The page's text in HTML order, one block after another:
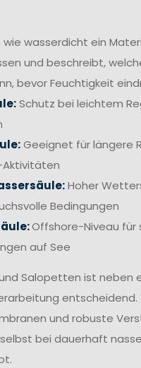
wasserdicht ein
und beschreibt,
bevor Feuchtigkeit
Schutz bei leichtem
Geeignet für längere
Hoher
Bedingungen
Offshore-Niveau für
auf See
Salopetten ist neben
und robuste
bei dauerhaft